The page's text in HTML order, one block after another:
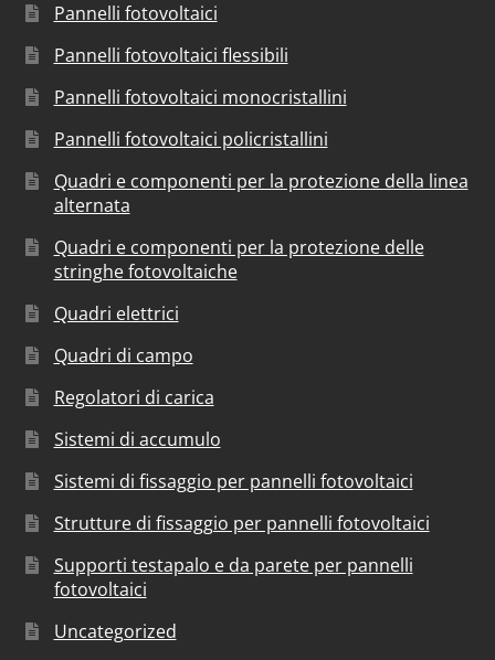
Pannelli fotovoltaici
Pannelli fotovoltaici flessibili
Pannelli fotovoltaici monocristallini
Pannelli fotovoltaici policristallini
Quadri e componenti per la protezione della linea
alternata
Quadri e componenti per la protezione delle
stringhe fotovoltaiche
Quadri elettrici
Quadri di campo
Regolatori di carica
Sistemi di accumulo
Sistemi di fissaggio per pannelli fotovoltaici
Strutture di fissaggio per pannelli fotovoltaici
Supporti testapalo e da parete per pannelli
fotovoltaici
Uncategorized